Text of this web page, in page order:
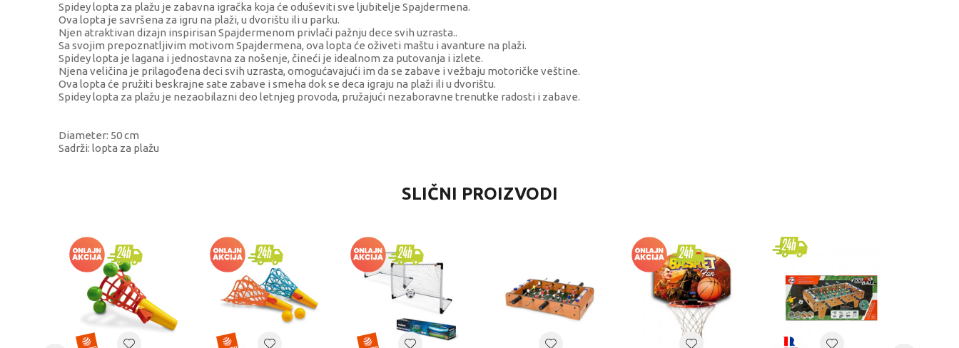
Spidey lopta za plažu je zabavna igračka koja će oduševiti sve ljubitelje Spajdermena.
Ova lopta je savršena za igru na plaži, u dvorištu ili u parku.
Njen atraktivan dizajn inspirisan Spajdermenom privlači pažnju dece svih uzrasta..
Sa svojim prepoznatljivim motivom Spajdermena, ova lopta će oživeti maštu i avanture na plaži.
Spidey lopta je lagana i jednostavna za nošenje, čineći je idealnom za putovanja i izlete.
Njena veličina je prilagođena deci svih uzrasta, omogućavajući im da se zabave i vežbaju motoričke veštine.
Ova lopta će pružiti beskrajne sate zabave i smeha dok se deca igraju na plaži ili u dvorištu.
Spidey lopta za plažu je nezaobilazni deo letnjeg provoda, pružajući nezaboravne trenutke radosti i zabave.
Diameter: 50 cm
Sadrži: lopta za plažu
Sportski setovi
Brend Mondo
Pol dečaci
Uzrast 4-6 godina
Kategorija SPORTSKI SETOVI
SLIČNI PROIZVODI